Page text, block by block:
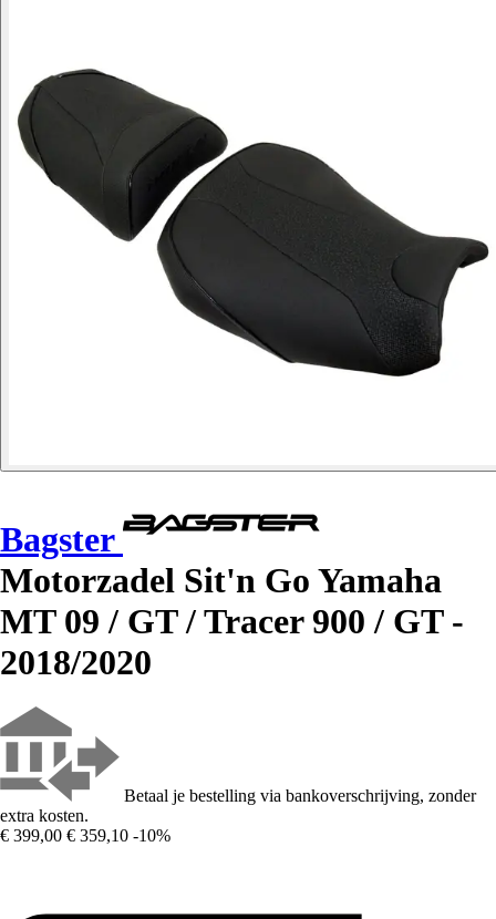
Bagster
Motorzadel Sit'n Go Yamaha
MT 09 / GT / Tracer 900 / GT -
2018/2020
Betaal je bestelling via bankoverschrijving, zonder
extra kosten.
€ 399,00 € 359,10 -10%